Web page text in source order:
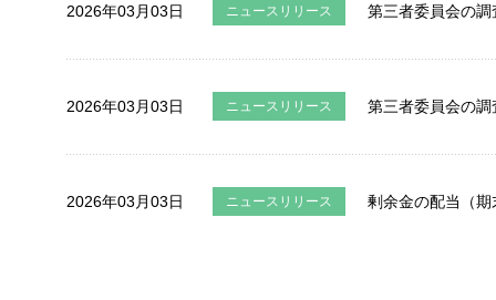
2026年03月03日 ニュースリリース 第三者委員会の
2026年03月03日 ニュースリリース 第三者委員会の
2026年03月03日 ニュースリリース 剰余金の配当（